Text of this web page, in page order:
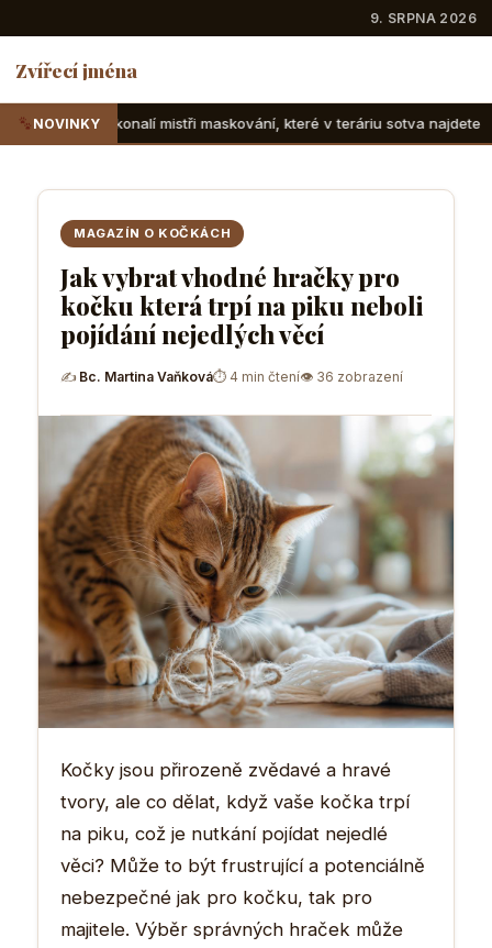
9. SRPNA 2026
Zvířecí jména
NOVINKY
maskování, které v teráriu sotva najdete
MAGAZÍN O KOČKÁCH
Jak vybrat vhodné hračky pro
kočku která trpí na piku neboli
pojídání nejedlých věcí
✍ Bc. Martina Vaňková⏱ 4 min čtení👁 36 zobrazení
Kočky jsou přirozeně zvědavé a hravé
tvory, ale co dělat, když vaše kočka trpí
na piku, což je nutkání pojídat nejedlé
věci? Může to být frustrující a potenciálně
nebezpečné jak pro kočku, tak pro
majitele. Výběr správných hraček může